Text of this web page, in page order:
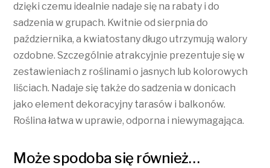
dzięki czemu idealnie nadaje się na rabaty i do
sadzenia w grupach. Kwitnie od sierpnia do
października, a kwiatostany długo utrzymują walory
ozdobne. Szczególnie atrakcyjnie prezentuje się w
zestawieniach z roślinami o jasnych lub kolorowych
liściach. Nadaje się także do sadzenia w donicach
jako element dekoracyjny tarasów i balkonów.
Roślina łatwa w uprawie, odporna i niewymagająca.
Może spodoba się również…